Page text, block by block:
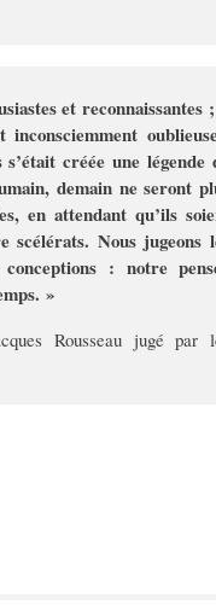
et reconnaissantes
créée une légende
demain ne seront
en attendant qu’ils
scélérats. Nous jugeons
: notre
»
Rousseau jugé par